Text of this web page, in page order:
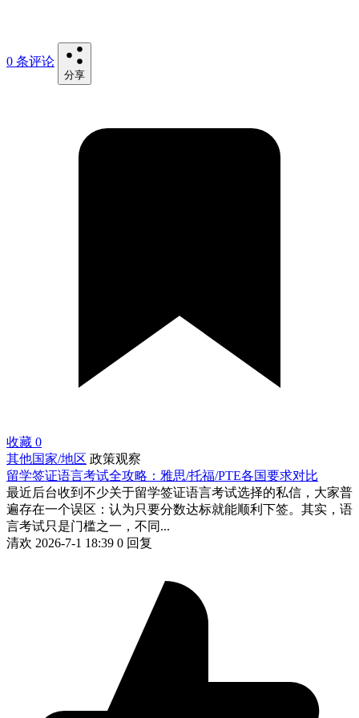
0 条评论
分享
收藏 0
其他国家/地区 政策观察
留学签证语言考试全攻略：雅思/托福/PTE各国要求对比
最近后台收到不少关于留学签证语言考试选择的私信，大家普
遍存在一个误区：认为只要分数达标就能顺利下签。其实，语
言考试只是门槛之一，不同...
清欢 2026-7-1 18:39 0 回复